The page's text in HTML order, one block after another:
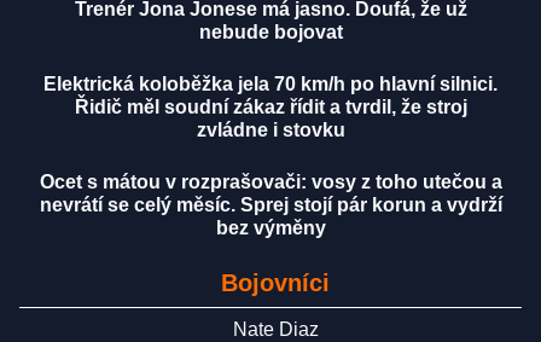
Trenér Jona Jonese má jasno. Doufá, že už
nebude bojovat
Elektrická koloběžka jela 70 km/h po hlavní silnici.
Řidič měl soudní zákaz řídit a tvrdil, že stroj
zvládne i stovku
Ocet s mátou v rozprašovači: vosy z toho utečou a
nevrátí se celý měsíc. Sprej stojí pár korun a vydrží
bez výměny
Bojovníci
Nate Diaz